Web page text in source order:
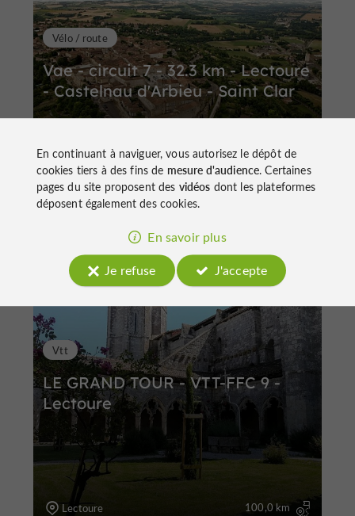
Vae - circuit 7 - 32.3 km - Lectoure
- Castelnau d'Arbieu - Saint Clar
Vélo / route
Lectoure 32,3 km
LE GRAND TOUR - VTT-FFC 9 -
Lectoure
Vtt
Lectoure 100,0 km
En continuant à naviguer, vous autorisez le dépôt de
cookies tiers à des fins de mesure d'audience. Certaines
pages du site proposent des vidéos dont les plateformes
déposent également des cookies.
En savoir plus
Je refuse
J'accepte